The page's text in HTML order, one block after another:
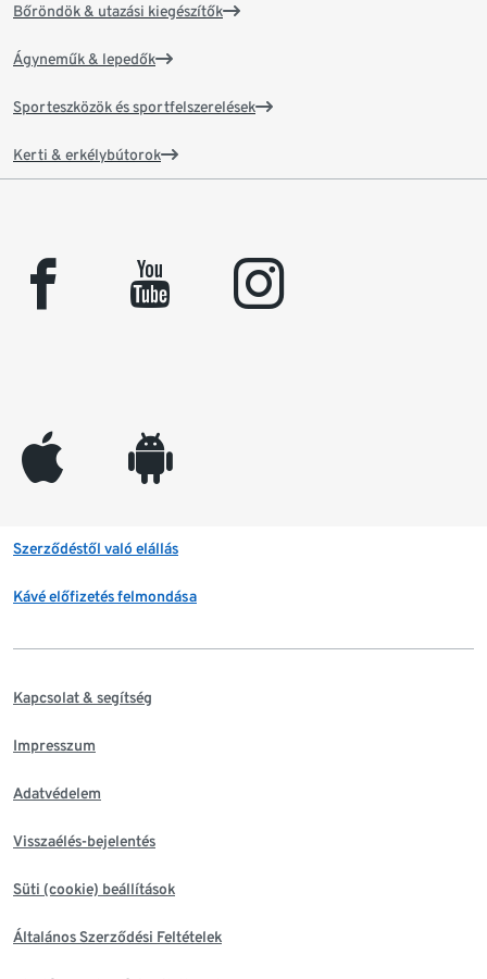
Bőröndök & utazási kiegészítők
Ágyneműk & lepedők
Sporteszközök és sportfelszerelések
Kerti & erkélybútorok
facebook youtube instagram
appleinc android
Szerződéstől való elállás
Kávé előfizetés felmondása
Kapcsolat & segítség
Impresszum
Adatvédelem
Visszaélés-bejelentés
Süti (cookie) beállítások
Általános Szerződési Feltételek